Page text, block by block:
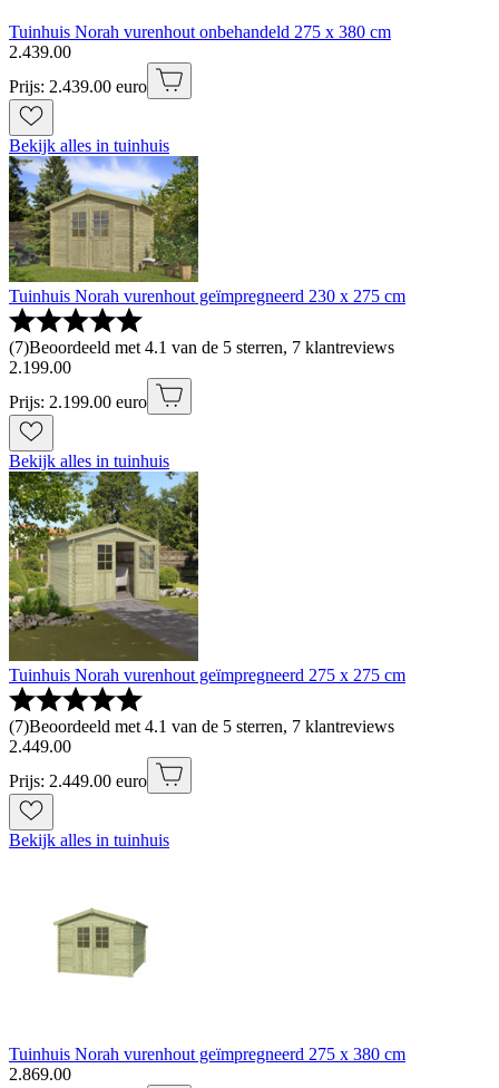
Tuinhuis Norah vurenhout onbehandeld 275 x 380 cm
2.439.00
Prijs: 2.439.00 euro
Bekijk alles in tuinhuis
Tuinhuis Norah vurenhout geïmpregneerd 230 x 275 cm
(7)Beoordeeld met 4.1 van de 5 sterren, 7 klantreviews
2.199.00
Prijs: 2.199.00 euro
Bekijk alles in tuinhuis
Tuinhuis Norah vurenhout geïmpregneerd 275 x 275 cm
(7)Beoordeeld met 4.1 van de 5 sterren, 7 klantreviews
2.449.00
Prijs: 2.449.00 euro
Bekijk alles in tuinhuis
Tuinhuis Norah vurenhout geïmpregneerd 275 x 380 cm
2.869.00